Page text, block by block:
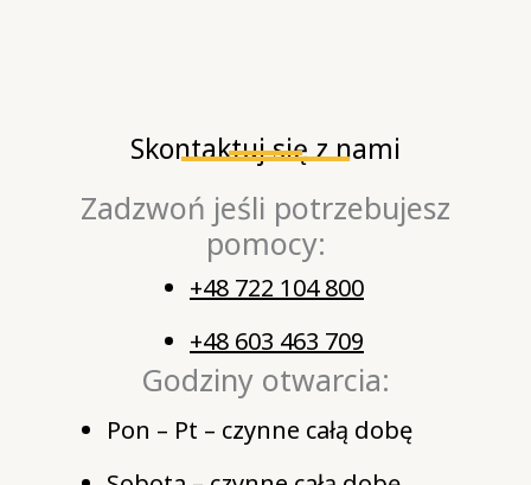
Skontaktuj się z nami
Zadzwoń jeśli potrzebujesz
pomocy:
+48 722 104 800
+48 603 463 709
Godziny otwarcia:
Pon – Pt – czynne całą dobę